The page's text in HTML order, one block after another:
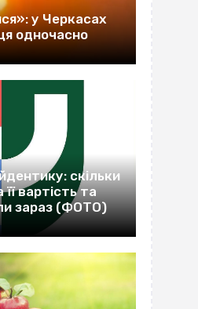
у Черкасах
одночасно
скільки
вартість та
зараз (ФОТО)